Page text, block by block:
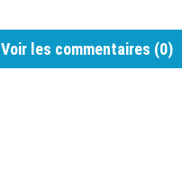
Voir les commentaires (0)